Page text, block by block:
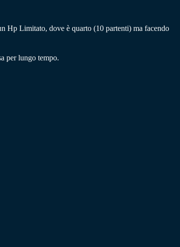
Hp Limitato, dove è quarto (10 partenti) ma facendo
per lungo tempo.